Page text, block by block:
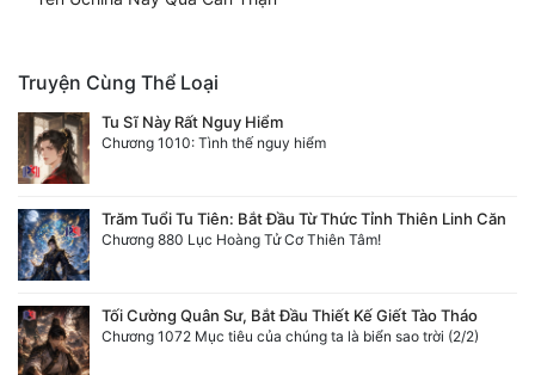
Truyện Cùng Thể Loại
Tu Sĩ Này Rất Nguy Hiểm
Chương 1010: Tình thế nguy hiểm
Trăm Tuổi Tu Tiên: Bắt Đầu Từ Thức Tỉnh Thiên Linh Căn
Chương 880 Lục Hoàng Tử Cơ Thiên Tâm!
Tối Cường Quân Sư, Bắt Đầu Thiết Kế Giết Tào Tháo
Chương 1072 Mục tiêu của chúng ta là biển sao trời (2/2)